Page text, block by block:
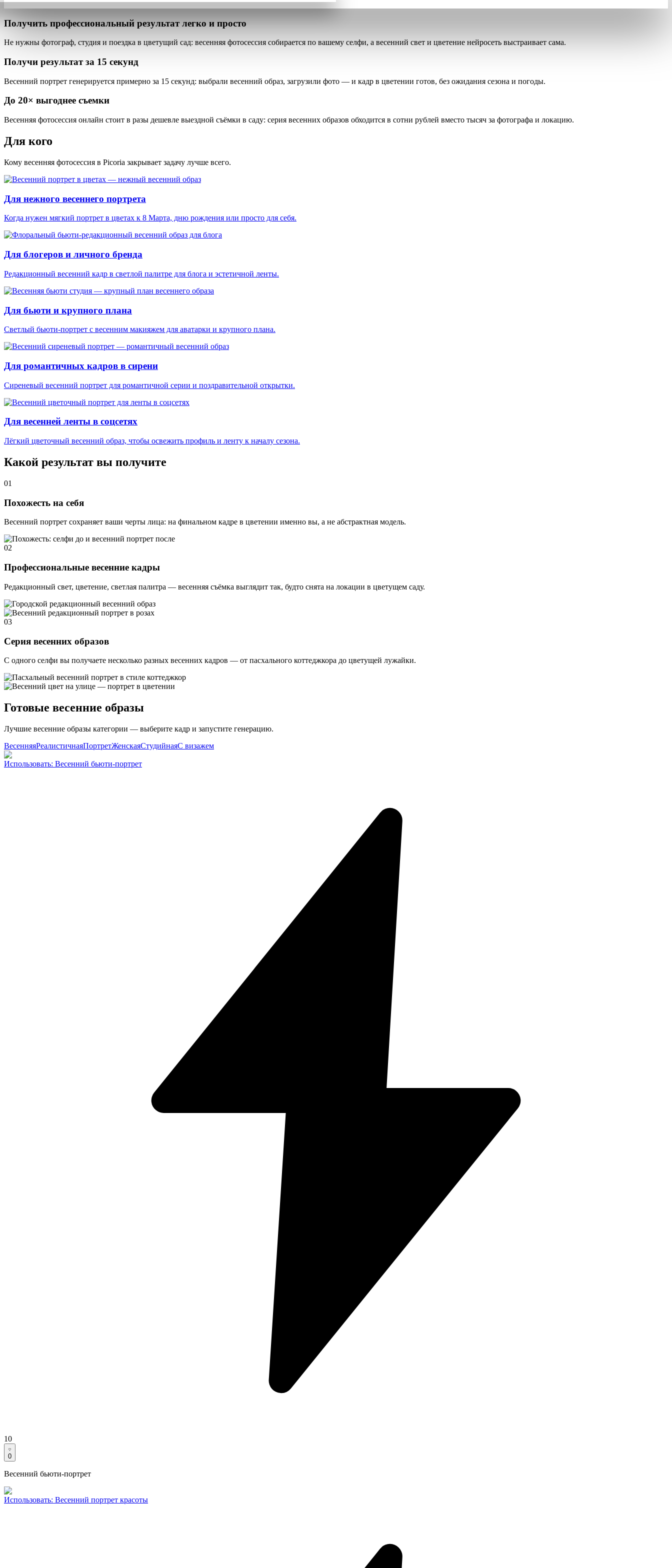
Получить профессиональный результат легко и просто
Не нужны фотограф, студия и поездка в цветущий сад: весенняя фотосессия собирается по вашему селфи, а весенний свет и цветение нейросеть выстраивает сама.
Получи результат за 15 секунд
Весенний портрет генерируется примерно за 15 секунд: выбрали весенний образ, загрузили фото — и кадр в цветении готов, без ожидания сезона и погоды.
До 20× выгоднее съемки
Весенняя фотосессия онлайн стоит в разы дешевле выездной съёмки в саду: серия весенних образов обходится в сотни рублей вместо тысяч за фотографа и локацию.
Для кого
Кому весенняя фотосессия в Picoria закрывает задачу лучше всего.
Для нежного весеннего портрета
Когда нужен мягкий портрет в цветах к 8 Марта, дню рождения или просто для себя.
Для блогеров и личного бренда
Редакционный весенний кадр в светлой палитре для блога и эстетичной ленты.
Для бьюти и крупного плана
Светлый бьюти-портрет с весенним макияжем для аватарки и крупного плана.
Для романтичных кадров в сирени
Сиреневый весенний портрет для романтичной серии и поздравительной открытки.
Для весенней ленты в соцсетях
Лёгкий цветочный весенний образ, чтобы освежить профиль и ленту к началу сезона.
Какой результат вы получите
01
Похожесть на себя
Весенний портрет сохраняет ваши черты лица: на финальном кадре в цветении именно вы, а не абстрактная модель.
02
Профессиональные весенние кадры
Редакционный свет, цветение, светлая палитра — весенняя съёмка выглядит так, будто снята на локации в цветущем саду.
03
Серия весенних образов
С одного селфи вы получаете несколько разных весенних кадров — от пасхального коттеджкора до цветущей лужайки.
Готовые весенние образы
Лучшие весенние образы категории — выберите кадр и запустите генерацию.
ВесенняяРеалистичнаяПортретЖенскаяСтудийнаяС визажем
Использовать: Весенний бьюти-портрет
10
0
Весенний бьюти-портрет
Использовать: Весенний портрет красоты